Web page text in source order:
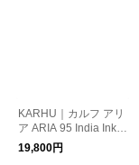
KARHU｜カルフ アリ
ア ARIA 95 India Ink/S
tormy Weather スニー
カー フィンランド（K
19,800円